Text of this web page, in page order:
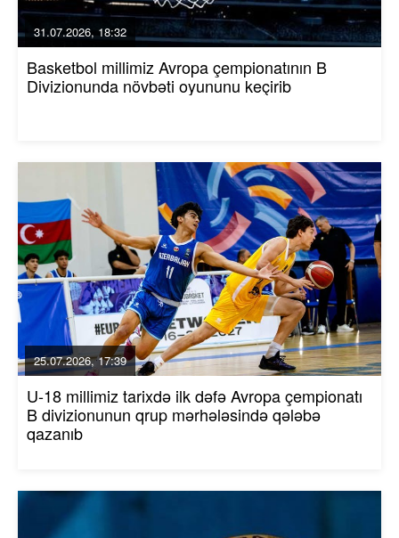
31.07.2026, 18:32
Basketbol millimiz Avropa çempionatının B
Divizionunda növbəti oyununu keçirib
25.07.2026, 17:39
U-18 millimiz tarixdə ilk dəfə Avropa çempionatı
B divizionunun qrup mərhələsində qələbə
qazanıb